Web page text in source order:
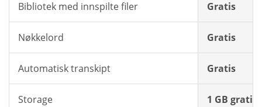
Bibliotek med innspilte filer Gratis
Nøkkelord Gratis
Automatisk transkipt Gratis
Storage 1 GB gratis